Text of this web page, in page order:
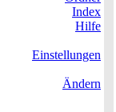
Index
Hilfe
Einstellungen
Ändern